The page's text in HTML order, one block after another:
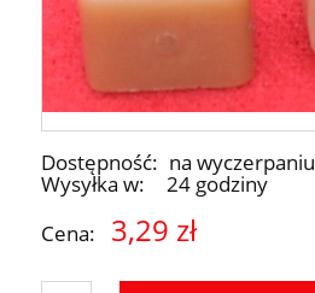
Dostępność: na wyczerpaniu
Wysyłka w:
24 godziny
Cena:
3,29 zł